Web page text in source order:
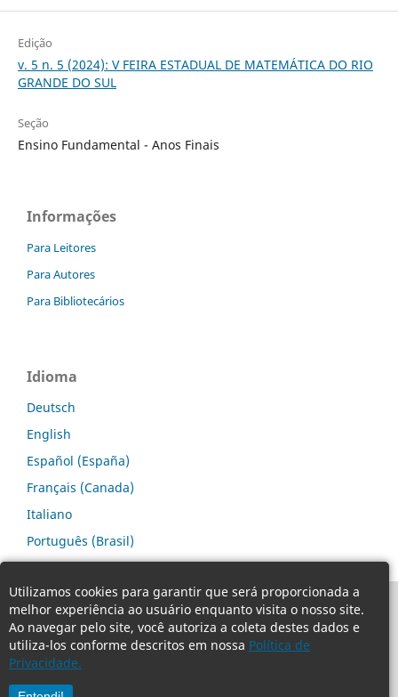
Utilizamos cookies para garantir que será proporcionada a
melhor experiência ao usuário enquanto visita o nosso site.
Ao navegar pelo site, você autoriza a coleta destes dados e
utiliza-los conforme descritos em nossa Política de
Privacidade.
Edição
v. 5 n. 5 (2024): V FEIRA ESTADUAL DE MATEMÁTICA DO RIO
GRANDE DO SUL
Seção
Ensino Fundamental - Anos Finais
Informações
Para Leitores
Para Autores
Para Bibliotecários
Idioma
Deutsch
English
Español (España)
Français (Canada)
Italiano
Português (Brasil)